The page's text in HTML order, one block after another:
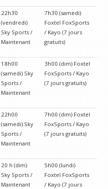
22h30
(vendredi)
Sky Sports /
Maintenant
7h30 (samedi)
Foxtel FoxSports
/ Kayo (7 jours
gratuits)
18h00
(samedi) Sky
Sports /
Maintenant
3h00 (dim) Foxtel
FoxSports / Kayo
(7 jours gratuits)
22h00
(samedi) Sky
Sports /
Maintenant
7h00 (dim) Foxtel
FoxSports / Kayo
(7 jours gratuits)
20 h (dim)
Sky Sports /
Maintenant
5h00 (lundi)
Foxtel FoxSports
/ Kayo (7 jours